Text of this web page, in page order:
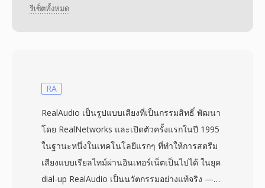
รีเซ็ตทั้งหมด
RA
RealAudio เป็นรูปแบบเสียงที่เป็นกรรมสิทธิ์ พัฒนา
โดย RealNetworks และเปิดตัวครั้งแรกในปี 1995
ในฐานะหนึ่งในเทคโนโลยีแรกๆ ที่ทำให้การสตรีม
เสียงแบบเรียลไทม์ผ่านอินเทอร์เน็ตเป็นไปได้ ในยุค
dial-up RealAudio เป็นนวัตกรรมอย่างแท้จริง —